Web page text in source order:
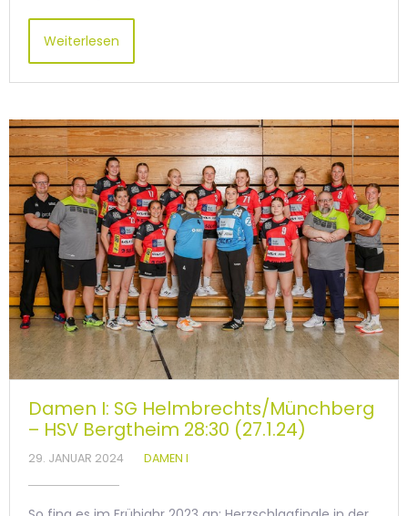
Weiterlesen
Damen I: SG Helmbrechts/Münchberg
– HSV Bergtheim 28:30 (27.1.24)
29. JANUAR 2024 DAMEN I